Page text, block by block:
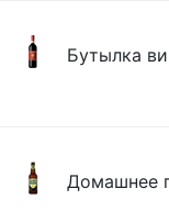
Бутылка
Домашнее